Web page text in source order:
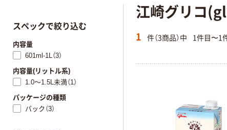
江崎グリコ
1 件（3商品）中 1件目〜1
スペックで絞り込む
内容量
601ml-1L（3）
内容量(リットル系)
1.0～1.5L未満（1）
パッケージの種類
パック（3）